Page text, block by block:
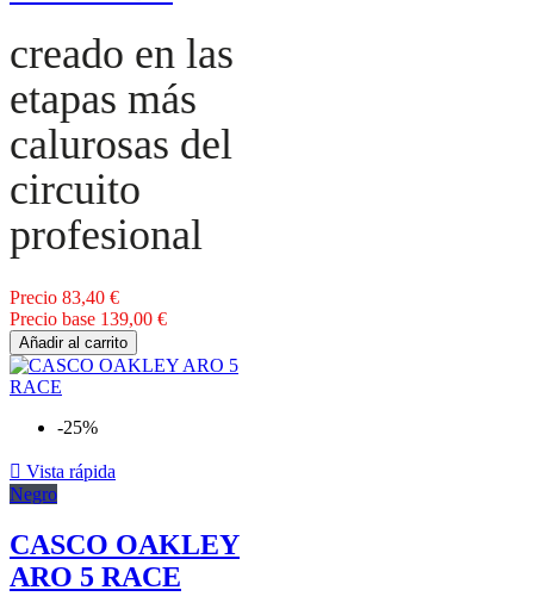
creado en las
etapas más
calurosas del
circuito
profesional
Precio 83,40 €
Precio base 139,00 €
Añadir al carrito
-25%
 Vista rápida
Negro
CASCO OAKLEY
ARO 5 RACE